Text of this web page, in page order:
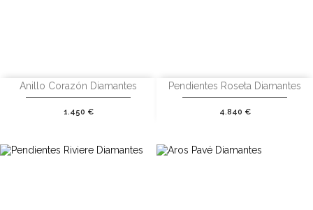
Anillo Corazón Diamantes
Precio
1.450 €
Pendientes Roseta Diamantes
Precio
4.840 €